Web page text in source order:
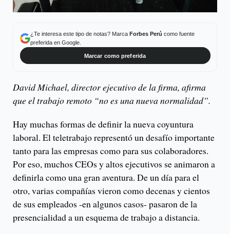
¿Te interesa este tipo de notas? Marca Forbes Perú como fuente
preferida en Google.
Marcar como preferida
David Michael, director ejecutivo de la firma, afirma
que el trabajo remoto “no es una nueva normalidad”.
Hay muchas formas de definir la nueva coyuntura
laboral. El teletrabajo representó un desafío importante
tanto para las empresas como para sus colaboradores.
Por eso, muchos CEOs y altos ejecutivos se animaron a
definirla como una gran aventura. De un día para el
otro, varias compañías vieron como decenas y cientos
de sus empleados -en algunos casos- pasaron de la
presencialidad a un esquema de trabajo a distancia.